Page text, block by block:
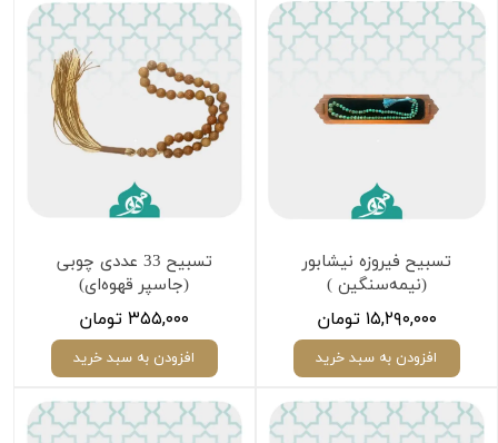
تسبیح فیروزه نیشابور
(نیمه‌سنگین )
۱۵,۲۹۰,۰۰۰ تومان
افزودن به سبد خرید
تسبیح 33 عددی چوبی
(جاسپر قهوه‌ای)
۳۵۵,۰۰۰ تومان
افزودن به سبد خرید